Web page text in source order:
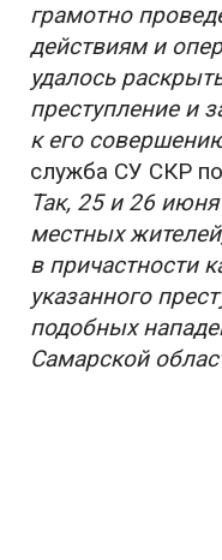
грамотно
действиям и
удалось
преступление и
к его
служба СУ СКР
Так, 25 и 26
местных
в причастности
указанного
подобных
Самарской